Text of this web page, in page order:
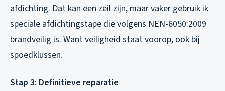
afdichting. Dat kan een zeil zijn, maar vaker gebruik ik
speciale afdichtingstape die volgens NEN-6050:2009
brandveilig is. Want veiligheid staat voorop, ook bij
spoedklussen.
Stap 3: Definitieve reparatie